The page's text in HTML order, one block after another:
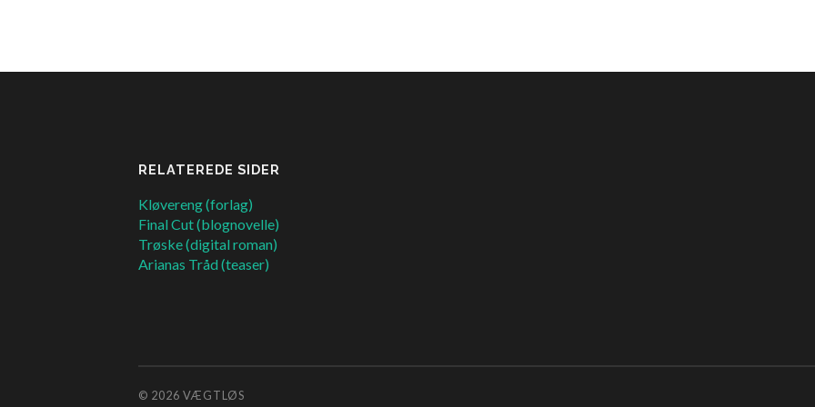
RELATEREDE SIDER
Kløvereng (forlag)
Final Cut (blognovelle)
Trøske (digital roman)
Arianas Tråd (teaser)
© 2026 VÆGTLØS